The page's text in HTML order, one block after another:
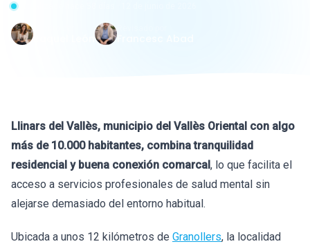
Actualizado hace 58 días · 12 de junio de 2026
Llinars del Vallès, municipio del Vallès Oriental con algo
más de 10.000 habitantes, combina tranquilidad
residencial y buena conexión comarcal, lo que facilita el
acceso a servicios profesionales de salud mental sin
alejarse demasiado del entorno habitual.
Ubicada a unos 12 kilómetros de Granollers, la localidad